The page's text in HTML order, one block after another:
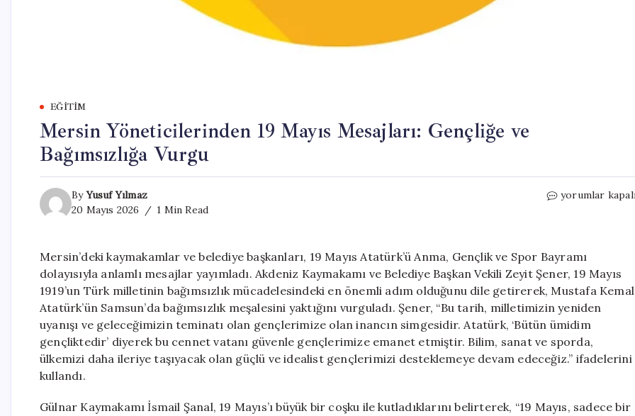
EĞITIM
Mersin Yöneticilerinden 19 Mayıs Mesajları: Gençliğe ve
Bağımsızlığa Vurgu
ByYusuf Yılmaz
20 Mayıs 2026
1 Min Read
Mersin
Mesajları:
Gençliğe
ve
Bağımsızlığa
Vurgu
için
yorumlar
Mersin’deki kaymakamlar ve belediye başkanları, 19 Mayıs Atatürk’ü Anma, Gençlik ve Spor Bayramı
dolayısıyla anlamlı mesajlar yayımladı. Akdeniz Kaymakamı ve Belediye Başkan Vekili Zeyit Şener, 19 Mayıs
1919’un Türk milletinin bağımsızlık mücadelesindeki en önemli adım olduğunu dile getirerek, Mustafa Kemal
Atatürk’ün Samsun’da bağımsızlık meşalesini yaktığını vurguladı. Şener, “Bu tarih, milletimizin yeniden
uyanışı ve geleceğimizin teminatı olan gençlerimize olan inancın simgesidir. Atatürk, ‘Bütün ümidim
gençliktedir’ diyerek bu cennet vatanı güvenle gençlerimize emanet etmiştir. Bilim, sanat ve sporda,
ülkemizi daha ileriye taşıyacak olan güçlü ve idealist gençlerimizi desteklemeye devam edeceğiz.” ifadelerini
kullandı.
Gülnar Kaymakamı İsmail Şanal, 19 Mayıs’ı büyük bir coşku ile kutladıklarını belirterek, “19 Mayıs, sadece bir